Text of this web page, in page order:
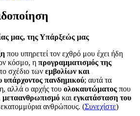
μας, της Υπάρξεώς μας
που υπηρετεί τον εχθρό μου έχει ήδη
κόσμο, η προγραμματισμός της
σχέδιο των εμβολίων και
πανδημικού; αυτά τα
αλλά ο αρχής του ολοκαυτώματος που
μεταανθρωπισμό και εγκατάσταση του
ανθρώπους. (Συνεχίστε)